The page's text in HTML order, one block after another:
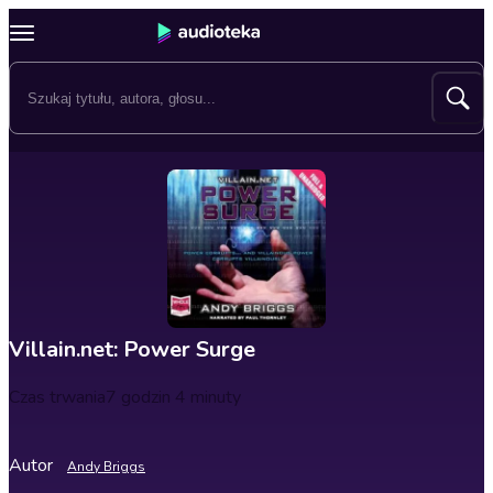
Villain.net: Power Surge
Czas trwania7 godzin 4 minuty
Autor Andy Briggs